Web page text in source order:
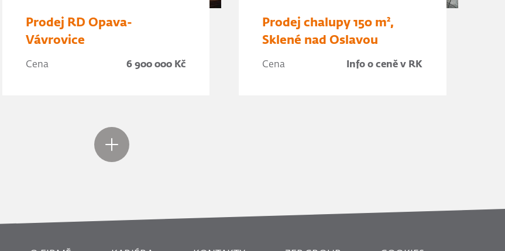
Prodej RD Opava-
Vávrovice
Cena 6 900 000 Kč
Prodej chalupy 150 m²,
Sklené nad Oslavou
Cena Info o ceně v RK